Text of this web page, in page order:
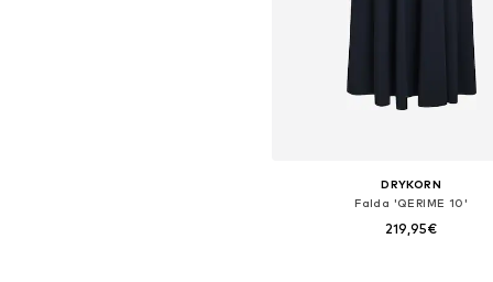
DRYKORN
Falda 'QERIME 10'
219,95€